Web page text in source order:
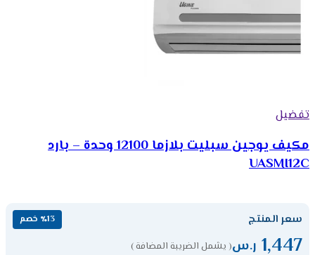
تفضيل
مكيف يوجين سبليت بلازما 12100 وحدة – بارد
UASMI12C
سعر المنتج ٪13 خصم
1,447 ر.س( يشمل الضريبة المضافة )